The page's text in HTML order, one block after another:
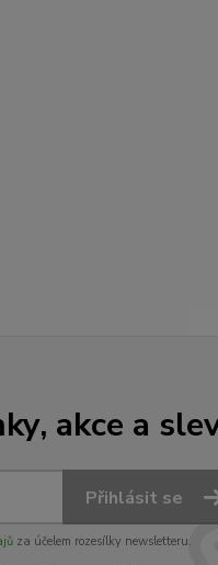
akce a
Přihlásit se
za účelem rozesílky newsletteru.